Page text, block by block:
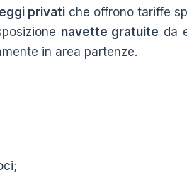
privati che offrono tariffe
navette gratuite da
in area partenze.